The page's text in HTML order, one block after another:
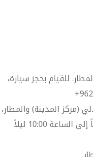
للقيام بحجز سيارة،
(مركز المدينة) والمطار،